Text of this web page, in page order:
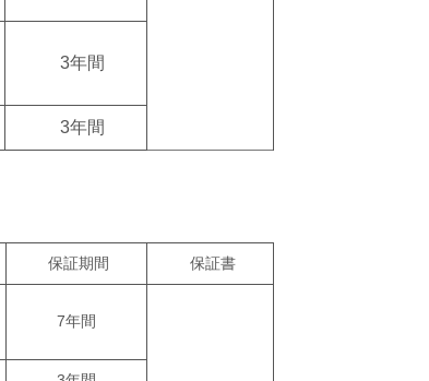
3年間
3年間
保証期間 保証書
7年間